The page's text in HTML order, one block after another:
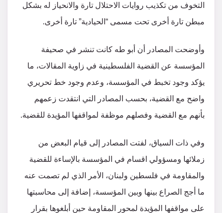
التخوف من تكذيب روايات الاحتلال تارة والانحياز له بشكل
مبطن تارة أخرى تحت مسمى “الحيادية” تارة أخرى.
وأوضحت المصادر أن أبو طه كانت تنشر في صحيفة
المؤسسة عن القضية الفلسطينية في زاوية المقالات، ما
يؤكد وجود تخبط في المؤسسة، وعدم وجود خط تحريري
واضح مع القضية، بحسب المصادر التي انتقدت زعمهم
بأنهم مع القضية وفصلهم موظفة لمواقفها المؤيدة للقضية.
وفي ذات السياق، لفتت المصادر إلى قيام البعض من
زملائها ومسؤولي اقسام في المؤسسة بالإساءة للقضية
والمقاومة في فلسطين ولبنان، الأمر الذي لم تصمت عنه
ما أجج الصراع بينها وبين المؤسسة، إضافة إلى محاسبتها
على مواقفها المؤيدة لمحور المقاومة حين أبلغوها بقرار